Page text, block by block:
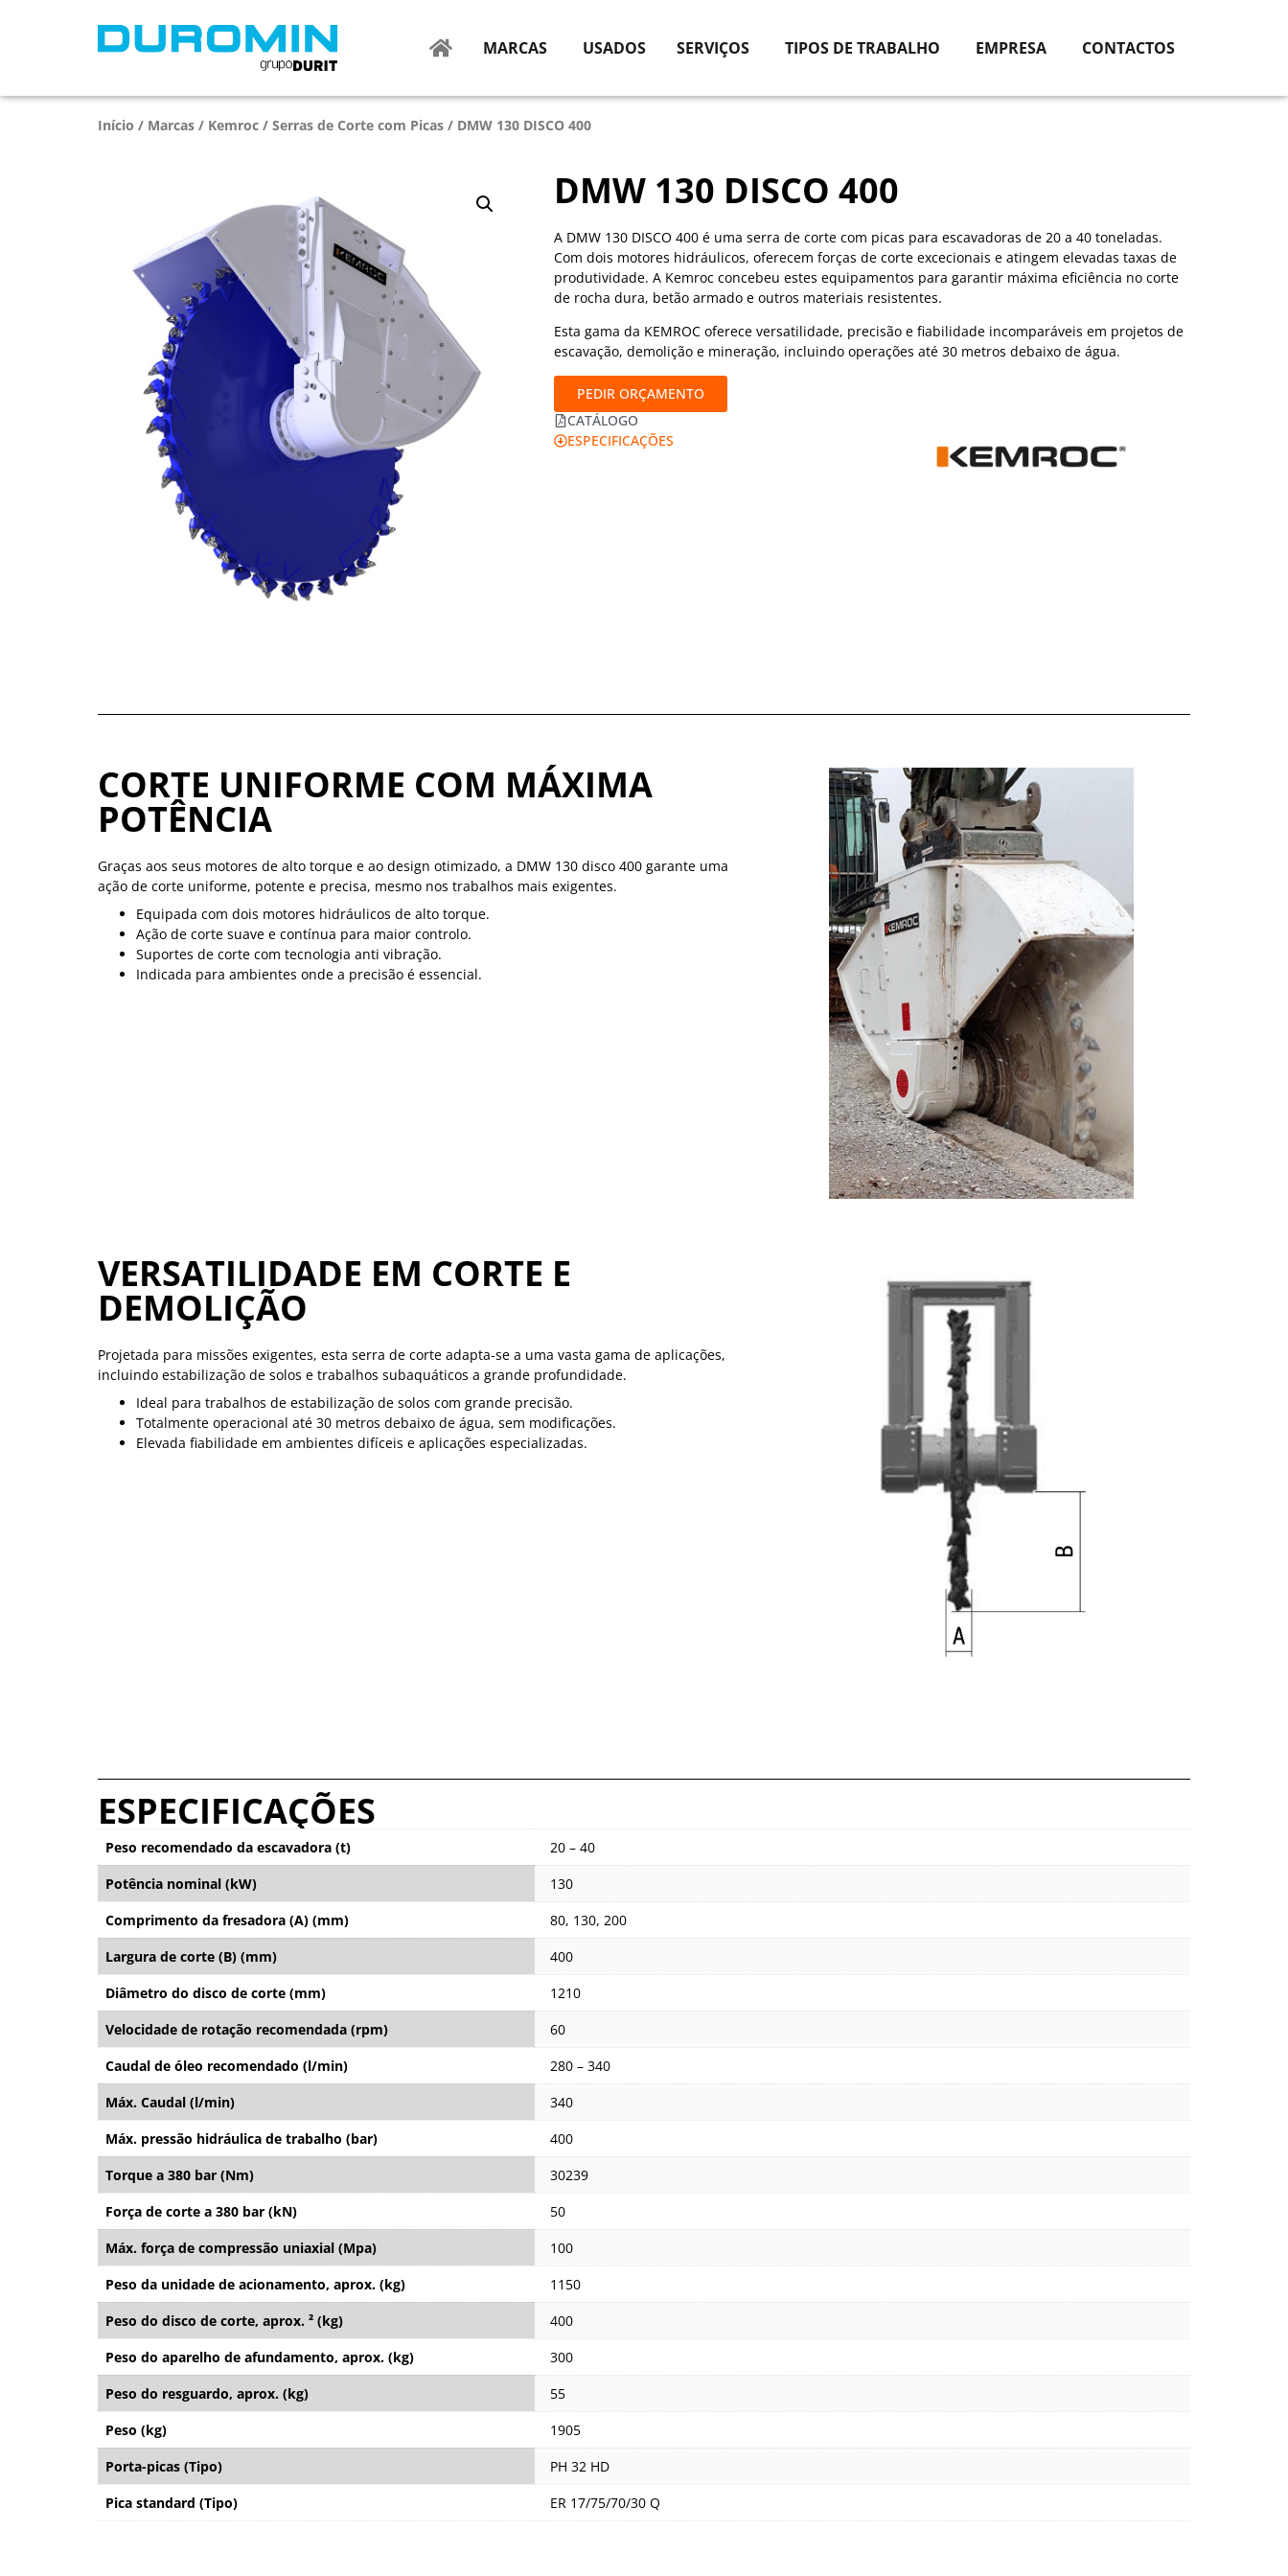
MARCAS USADOS SERVIÇOS TIPOS DE TRABALHO EMPRESA CONTACTOS
Início / Marcas / Kemroc / Serras de Corte com Picas / DMW 130 DISCO 400
DMW 130 DISCO 400
A DMW 130 DISCO 400 é uma serra de corte com picas para escavadoras de 20 a 40 toneladas.
Com dois motores hidráulicos, oferecem forças de corte excecionais e atingem elevadas taxas de
produtividade. A Kemroc concebeu estes equipamentos para garantir máxima eficiência no corte
de rocha dura, betão armado e outros materiais resistentes.
Esta gama da KEMROC oferece versatilidade, precisão e fiabilidade incomparáveis em projetos de
escavação, demolição e mineração, incluindo operações até 30 metros debaixo de água.
PEDIR ORÇAMENTO
CATÁLOGO
ESPECIFICAÇÕES
CORTE UNIFORME COM MÁXIMA
POTÊNCIA
Graças aos seus motores de alto torque e ao design otimizado, a DMW 130 disco 400 garante uma
ação de corte uniforme, potente e precisa, mesmo nos trabalhos mais exigentes.
Equipada com dois motores hidráulicos de alto torque.
Ação de corte suave e contínua para maior controlo.
Suportes de corte com tecnologia anti vibração.
Indicada para ambientes onde a precisão é essencial.
VERSATILIDADE EM CORTE E
DEMOLIÇÃO
Projetada para missões exigentes, esta serra de corte adapta-se a uma vasta gama de aplicações,
incluindo estabilização de solos e trabalhos subaquáticos a grande profundidade.
Ideal para trabalhos de estabilização de solos com grande precisão.
Totalmente operacional até 30 metros debaixo de água, sem modificações.
Elevada fiabilidade em ambientes difíceis e aplicações especializadas.
ESPECIFICAÇÕES
Peso recomendado da escavadora (t)
20 – 40
Potência nominal (kW)
130
Comprimento da fresadora (A) (mm)
80, 130, 200
Largura de corte (B) (mm)
400
Diâmetro do disco de corte (mm)
1210
Velocidade de rotação recomendada (rpm)
60
Caudal de óleo recomendado (l/min)
280 – 340
Máx. Caudal (l/min)
340
Máx. pressão hidráulica de trabalho (bar)
400
Torque a 380 bar (Nm)
30239
Força de corte a 380 bar (kN)
50
Máx. força de compressão uniaxial (Mpa)
100
Peso da unidade de acionamento, aprox. (kg)
1150
Peso do disco de corte, aprox. ² (kg)
400
Peso do aparelho de afundamento, aprox. (kg)
300
Peso do resguardo, aprox. (kg)
55
Peso (kg)
1905
Porta-picas (Tipo)
PH 32 HD
Pica standard (Tipo)
ER 17/75/70/30 Q